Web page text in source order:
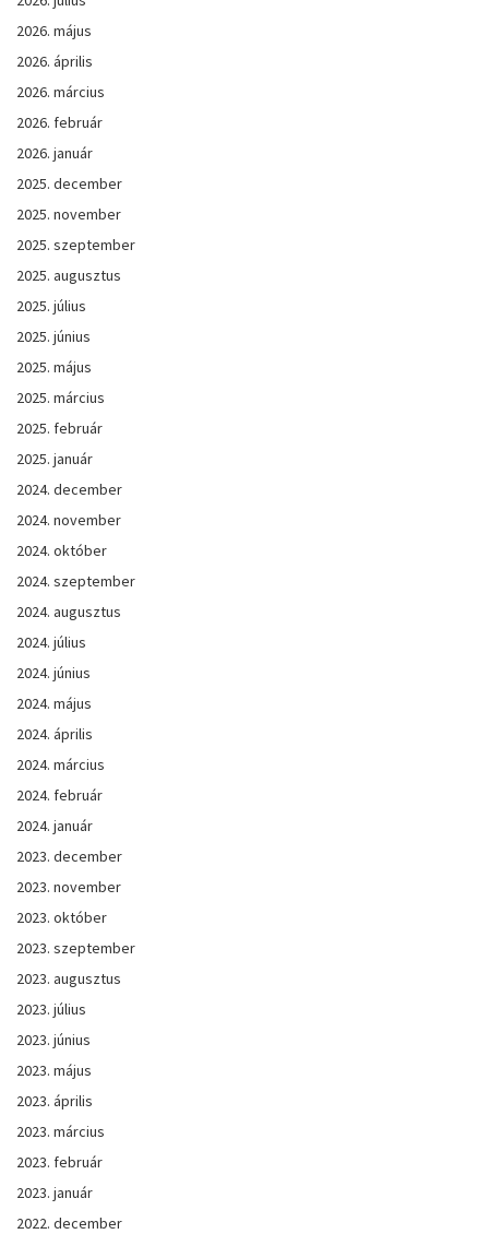
2026. május
2026. április
2026. március
2026. február
2026. január
2025. december
2025. november
2025. szeptember
2025. augusztus
2025. július
2025. június
2025. május
2025. március
2025. február
2025. január
2024. december
2024. november
2024. október
2024. szeptember
2024. augusztus
2024. július
2024. június
2024. május
2024. április
2024. március
2024. február
2024. január
2023. december
2023. november
2023. október
2023. szeptember
2023. augusztus
2023. július
2023. június
2023. május
2023. április
2023. március
2023. február
2023. január
2022. december